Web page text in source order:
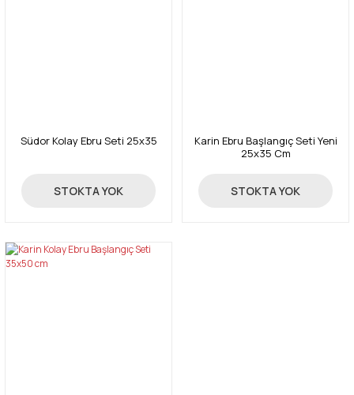
Südor Kolay Ebru Seti 25x35
150,00 TL
STOKTA YOK
Karin Ebru Başlangıç Seti Yeni
25x35 Cm
720,00 TL
STOKTA YOK